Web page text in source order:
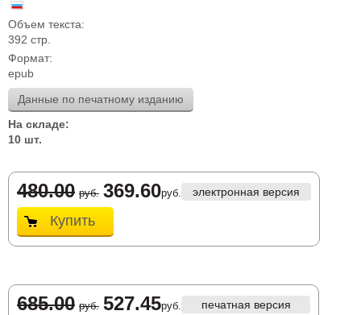
Объем текста:
392 стр.
Формат:
epub
Данные по печатному изданию
На складе:
10 шт.
480.00 руб. 369.60руб. электронная версия
Купить
685.00 руб. 527.45руб. печатная версия